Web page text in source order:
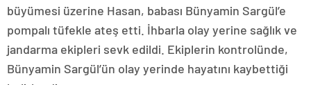
büyümesi üzerine Hasan, babası Bünyamin Sargül’e
pompalı tüfekle ateş etti. İhbarla olay yerine sağlık ve
jandarma ekipleri sevk edildi. Ekiplerin kontrolünde,
Bünyamin Sargül’ün olay yerinde hayatını kaybettiği